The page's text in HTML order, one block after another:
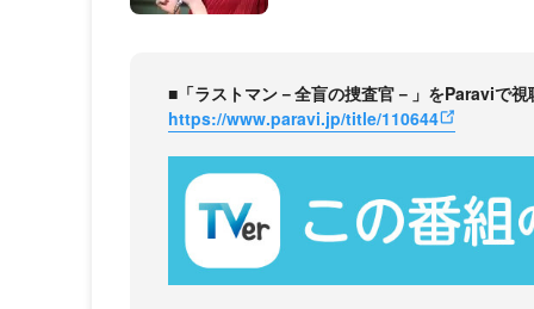
■「ラストマン－全盲の捜査官－」をParaviで視
https://www.paravi.jp/title/110644